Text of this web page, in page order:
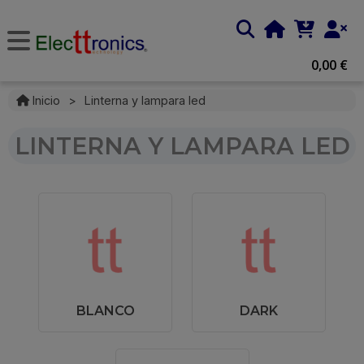
0,00 €
Inicio > Linterna y lampara led
LINTERNA Y LAMPARA LED
BLANCO DARK